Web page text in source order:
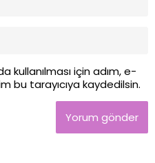
kullanılması için adım, e-
bu tarayıcıya kaydedilsin.
Yorum gönder